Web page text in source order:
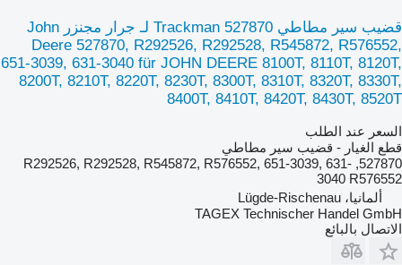
قضيب سير مطاطي Trackman 527870 لـ جرار مجنزر John
Deere 527870, R292526, R292528, R545872, R576552,
651-3039, 631-3040 für JOHN DEERE 8100T, 8110T, 8120T,
8200T, 8210T, 8220T, 8230T, 8300T, 8310T, 8320T, 8330T,
8400T, 8410T, 8420T, 8430T, 8520T
السعر عند الطلب
قطع الغيار - قضيب سير مطاطي
527870, R292526, R292528, R545872, R576552, 651-3039, 631-
3040 R576552
ألمانيا، Lügde-Rischenau
TAGEX Technischer Handel GmbH
الاتصال بالبائع